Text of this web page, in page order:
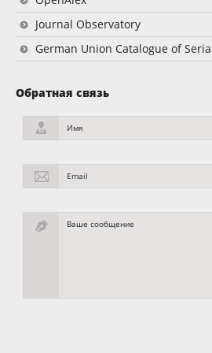
Journal Observatory
German Union Catalogue of
Обратная связь
Имя
Email
Ваше сообщение